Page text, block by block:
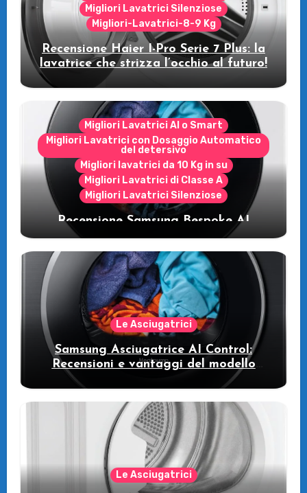
Migliori Lavatrici Silenziose
Migliori-Lavatrici-8-9 Kg
Recensione Haier I-Pro Serie 7 Plus: la
lavatrice che strizza l’occhio al futuro!
Migliori Lavatrici AI o Smart
Migliori Lavatrici con Dosaggio Automatico
del detersivo
Migliori lavatrici da 10 Kg in su
Migliori Lavatrici di Classe A
Migliori Lavatrici Silenziose
Recensione Samsung Bespoke AI
WW11DB7B94GE/U3: la lavatrice
intelligente che fa risparmiare
Le Asciugatrici
Samsung Asciugatrice AI Control:
Recensioni e vantaggi del modello
Le Asciugatrici